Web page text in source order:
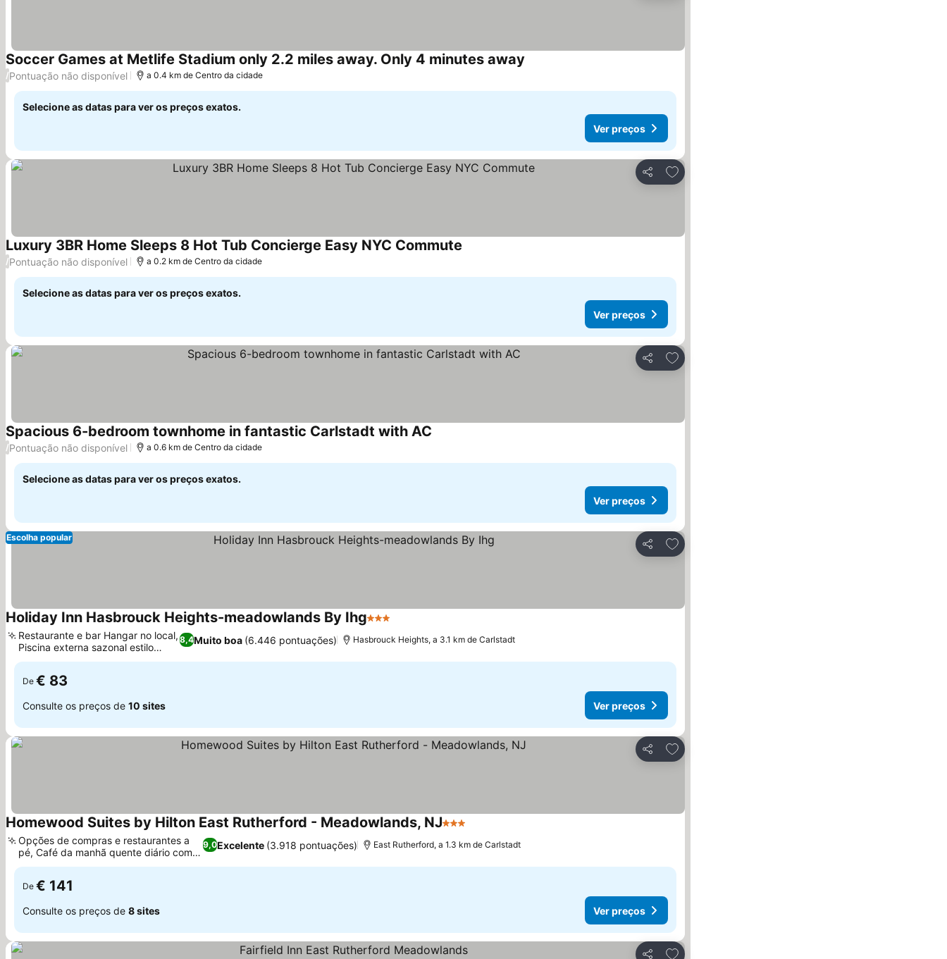
Soccer Games at Metlife Stadium only 2.2 miles away. Only 4 minutes away
/Pontuação não disponível a 0.4 km de Centro da cidade
Selecione as datas para ver os preços exatos.
Ver preços
Partilhar
Adicionar aos favoritos
Luxury 3BR Home Sleeps 8 Hot Tub Concierge Easy NYC Commute
/Pontuação não disponível a 0.2 km de Centro da cidade
Selecione as datas para ver os preços exatos.
Ver preços
Partilhar
Adicionar aos favoritos
Spacious 6-bedroom townhome in fantastic Carlstadt with AC
/Pontuação não disponível a 0.6 km de Centro da cidade
Selecione as datas para ver os preços exatos.
Ver preços
Partilhar
Adicionar aos favoritos
Escolha popular
Holiday Inn Hasbrouck Heights-meadowlands By Ihg3 Estrelas
8,4Muito boa (6.446 pontuações)
Restaurante e bar Hangar no local,
Piscina externa sazonal estilo
resort
Hasbrouck Heights, a 3.1 km de Carlstadt
De € 83
Consulte os preços de 10 sites Ver preços
Partilhar
Adicionar aos favoritos
Homewood Suites by Hilton East Rutherford - Meadowlands, NJ3 Estrelas
9,0Excelente (3.918 pontuações)
Opções de compras e restaurantes a
pé, Café da manhã quente diário com
variedade
East Rutherford, a 1.3 km de Carlstadt
De € 141
Consulte os preços de 8 sites Ver preços
Adicionar aos favoritos